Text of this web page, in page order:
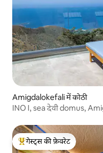
Amigdalokefali में कोठी
INO I, sea देवी domus,
गेस्ट्स का टॉप फ़ेवरेट
गेस्ट्स की फ़ेवरेट